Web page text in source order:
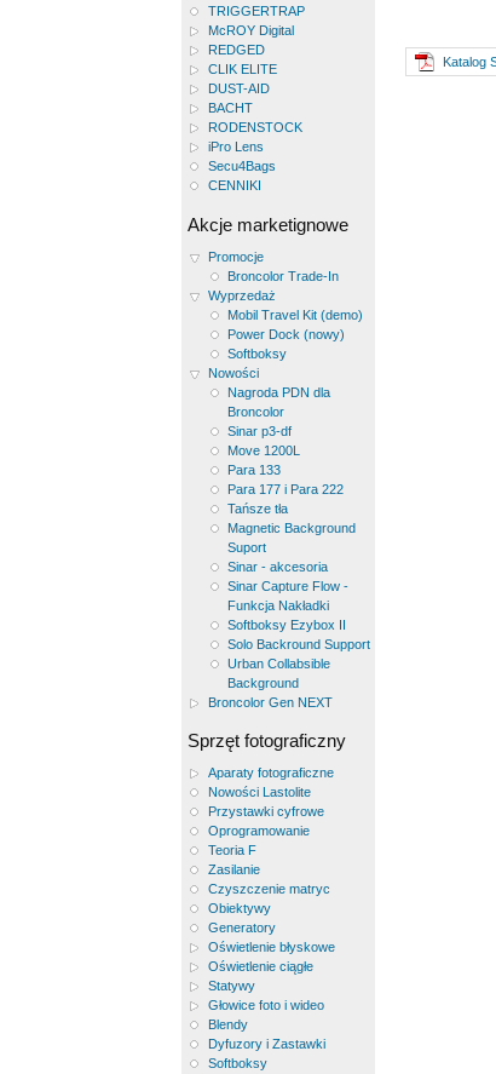
TRIGGERTRAP
McROY Digital
REDGED
CLIK ELITE
DUST-AID
BACHT
RODENSTOCK
iPro Lens
Secu4Bags
CENNIKI
Akcje marketignowe
Promocje
Broncolor Trade-In
Wyprzedaż
Mobil Travel Kit (demo)
Power Dock (nowy)
Softboksy
Nowości
Nagroda PDN dla
Broncolor
Sinar p3-df
Move 1200L
Para 133
Para 177 i Para 222
Tańsze tła
Magnetic Background
Suport
Sinar - akcesoria
Sinar Capture Flow -
Funkcja Nakładki
Softboksy Ezybox II
Solo Backround Support
Urban Collabsible
Background
Broncolor Gen NEXT
Sprzęt fotograficzny
Aparaty fotograficzne
Nowości Lastolite
Przystawki cyfrowe
Oprogramowanie
Teoria F
Zasilanie
Czyszczenie matryc
Obiektywy
Generatory
Oświetlenie błyskowe
Oświetlenie ciągłe
Statywy
Głowice foto i wideo
Blendy
Dyfuzory i Zastawki
Softboksy
Katalog